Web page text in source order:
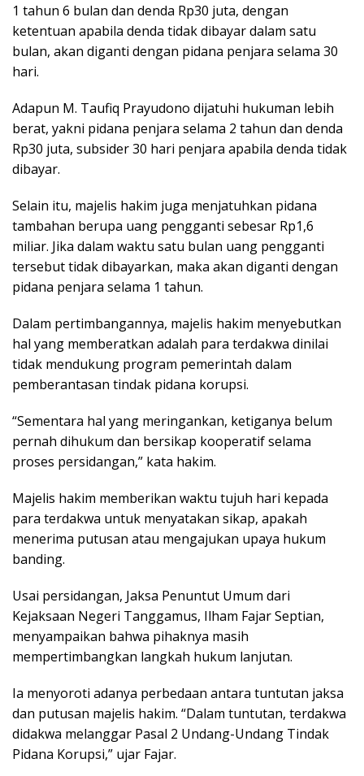
1 tahun 6 bulan dan denda Rp30 juta, dengan
ketentuan apabila denda tidak dibayar dalam satu
bulan, akan diganti dengan pidana penjara selama 30
hari.
Adapun M. Taufiq Prayudono dijatuhi hukuman lebih
berat, yakni pidana penjara selama 2 tahun dan denda
Rp30 juta, subsider 30 hari penjara apabila denda tidak
dibayar.
Selain itu, majelis hakim juga menjatuhkan pidana
tambahan berupa uang pengganti sebesar Rp1,6
miliar. Jika dalam waktu satu bulan uang pengganti
tersebut tidak dibayarkan, maka akan diganti dengan
pidana penjara selama 1 tahun.
Dalam pertimbangannya, majelis hakim menyebutkan
hal yang memberatkan adalah para terdakwa dinilai
tidak mendukung program pemerintah dalam
pemberantasan tindak pidana korupsi.
“Sementara hal yang meringankan, ketiganya belum
pernah dihukum dan bersikap kooperatif selama
proses persidangan,” kata hakim.
Majelis hakim memberikan waktu tujuh hari kepada
para terdakwa untuk menyatakan sikap, apakah
menerima putusan atau mengajukan upaya hukum
banding.
Usai persidangan, Jaksa Penuntut Umum dari
Kejaksaan Negeri Tanggamus, Ilham Fajar Septian,
menyampaikan bahwa pihaknya masih
mempertimbangkan langkah hukum lanjutan.
Ia menyoroti adanya perbedaan antara tuntutan jaksa
dan putusan majelis hakim. “Dalam tuntutan, terdakwa
didakwa melanggar Pasal 2 Undang-Undang Tindak
Pidana Korupsi,” ujar Fajar.